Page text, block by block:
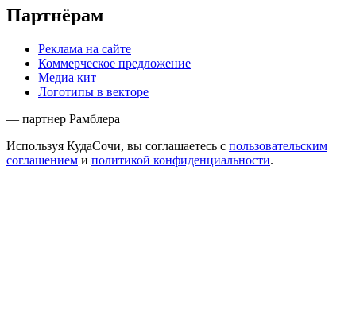
Партнёрам
Реклама на сайте
Коммерческое предложение
Медиа кит
Логотипы в векторе
— партнер Рамблера
Используя КудаСочи, вы соглашаетесь с пользовательским
соглашением и политикой конфиденциальности.